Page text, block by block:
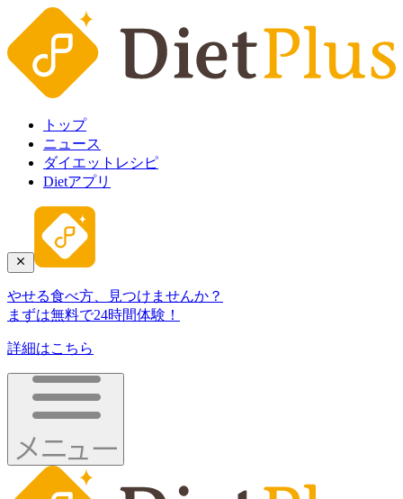
トップ
ニュース
ダイエットレシピ
Dietアプリ
やせる食べ方、見つけませんか？
まずは無料で24時間体験！
詳細はこちら